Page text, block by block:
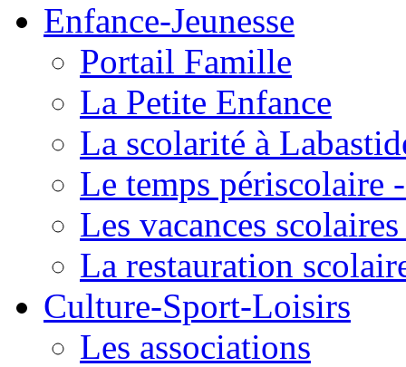
Enfance-Jeunesse
Portail Famille
La Petite Enfance
La scolarité à
Le temps périscolaire
Les vacances
La restauration
Culture-Sport-Loisirs
Les associations